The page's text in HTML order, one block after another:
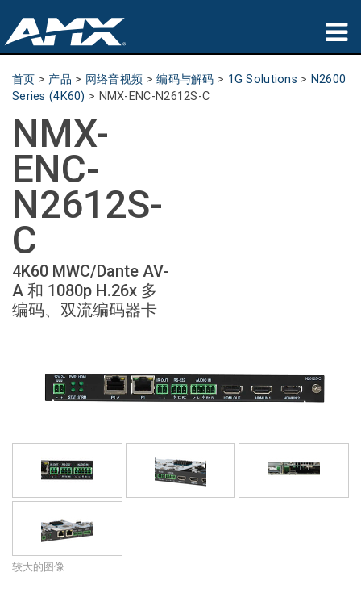
产品
Partners
哪里购买
培训
支持
公司简介
语言/地区
首页 > 产品 > 网络音视频 >编码与解码 > 1G Solutions > N2600
Series (4K60) > NMX-ENC-N2612S-C
NMX-
ENC-
N2612S-
C
4K60 MWC/Dante AV-
A 和 1080p H.26x 多
编码、双流编码器卡
较大的图像